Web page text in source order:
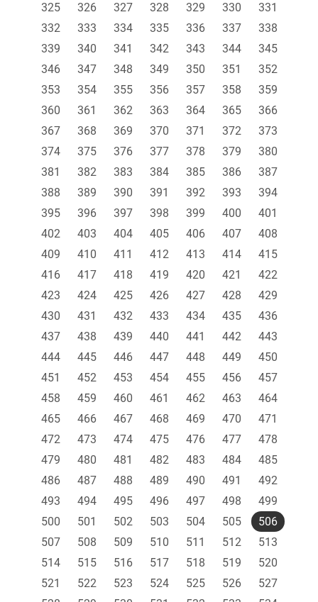
325
326 327 328 329 330
331
332
333 334 335 336 337
338
339
340 341 342 343 344
345
346
347 348 349 350 351
352
353
354 355 356 357 358
359
360
361 362 363 364 365
366
367
368 369 370 371 372
373
374
375 376 377 378 379
380
381
382 383 384 385 386
387
388
389 390 391 392 393
394
395
396 397 398 399 400
401
402
403 404 405 406 407
408
409
410 411 412 413 414
415
416
417 418 419 420 421
422
423
424 425 426 427 428
429
430
431 432 433 434 435
436
437
438 439 440 441 442
443
444
445 446 447 448 449
450
451
452 453 454 455 456
457
458
459 460 461 462 463
464
465
466 467 468 469 470
471
472
473 474 475 476 477
478
479
480 481 482 483 484
485
486
487 488 489 490 491
492
493
494 495 496 497 498
499
500
501 502 503 504 505
506
507
508 509 510 511 512
513
514
515 516 517 518 519
520
521
522 523 524 525 526
527